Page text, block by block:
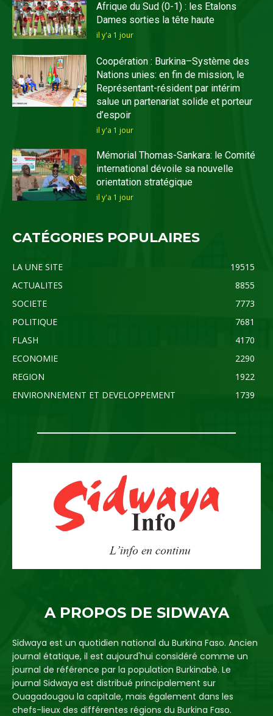
Afrique du Sud (0-1) : les Etalons
Dames sorties la tête haute
il y'a 1 jour
Coopération : Burkina–Système des
Nations unies: en fin de mission, le
Représentant-résident par intérim
salue un partenariat solide et porteur
d’espoir
il y'a 1 jour
Mémorial Thomas-Sankara: le Comité
international dévoile sa nouvelle
orientation stratégique
il y'a 1 jour
CATÉGORIES POPULAIRES
LA UNE SITE
19515
ACTUALITES
8855
SOCIETE
7773
POLITIQUE
7681
FLASH
4170
ECONOMIE
2290
REGION
1922
ENVIRONNEMENT ET DEVELOPPEMENT
1739
A PROPOS DE SIDWAYA
Sidwaya est un quotidien national du Burkina Faso. Ancien
journal étatique, il est aujourd'hui considéré comme un
journal de référence par la population Burkinabè. Le
journal Sidwaya est distribué principalement sur
Ouagadougou la capitale, mais également dans les
chefs-lieux des différentes régions du Burkina Faso.